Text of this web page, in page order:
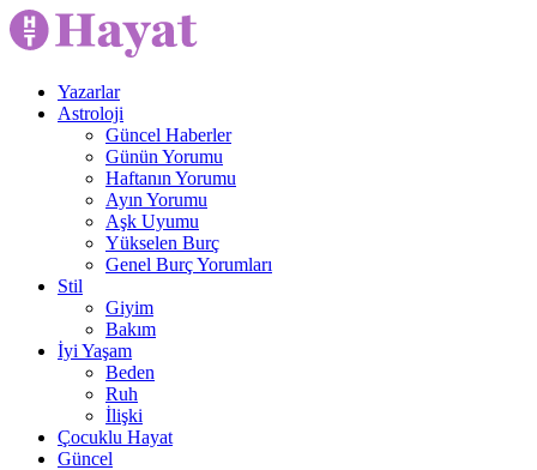
Yazarlar
Astroloji
Güncel Haberler
Günün Yorumu
Haftanın Yorumu
Ayın Yorumu
Aşk Uyumu
Yükselen Burç
Genel Burç Yorumları
Stil
Giyim
Bakım
İyi Yaşam
Beden
Ruh
İlişki
Çocuklu Hayat
Güncel